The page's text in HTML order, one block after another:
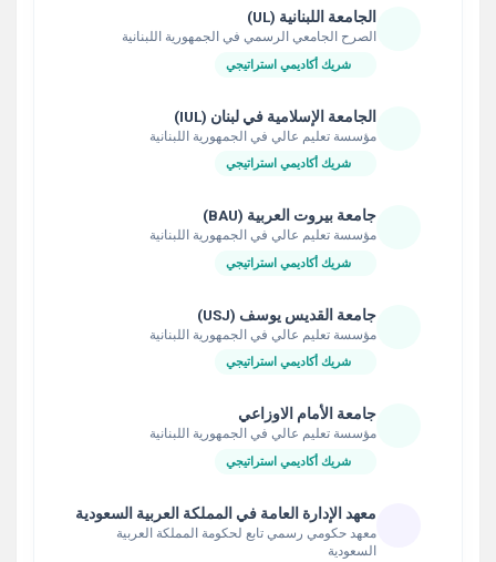
الجامعة اللبنانية (UL)
الصرح الجامعي الرسمي في الجمهورية اللبنانية
شريك أكاديمي استراتيجي
الجامعة الإسلامية في لبنان (IUL)
مؤسسة تعليم عالي في الجمهورية اللبنانية
شريك أكاديمي استراتيجي
جامعة بيروت العربية (BAU)
مؤسسة تعليم عالي في الجمهورية اللبنانية
شريك أكاديمي استراتيجي
جامعة القديس يوسف (USJ)
مؤسسة تعليم عالي في الجمهورية اللبنانية
شريك أكاديمي استراتيجي
جامعة الأمام الاوزاعي
مؤسسة تعليم عالي في الجمهورية اللبنانية
شريك أكاديمي استراتيجي
معهد الإدارة العامة في المملكة العربية السعودية
معهد حكومي رسمي تابع لحكومة المملكة العربية
السعودية